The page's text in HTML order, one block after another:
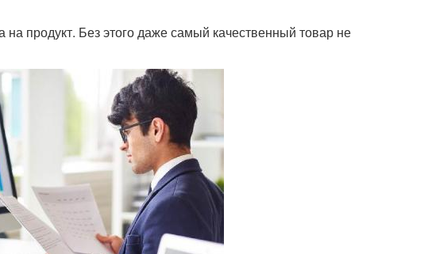
продукт. Без этого даже самый качественный товар не